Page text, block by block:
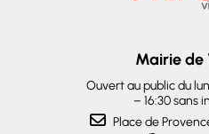
Mairie de
Ouvert au public du
– 16:30 sans
Place de